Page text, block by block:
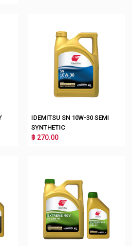
IDEMITSU SN 10W-30 SEMI
SYNTHETIC
฿ 270.00